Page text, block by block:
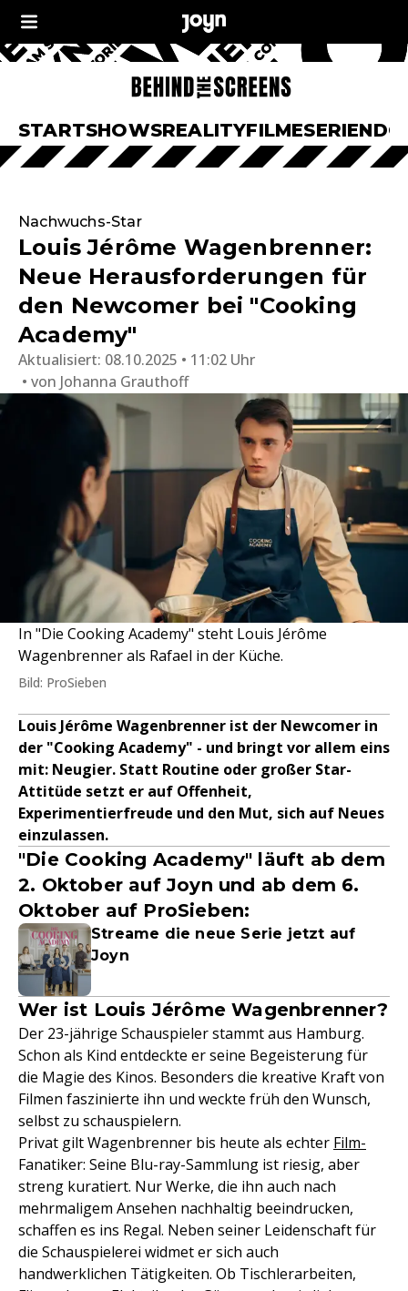
STARTSHOWSREALITYFILMESERIEN
Nachwuchs-Star
Louis Jérôme Wagenbrenner:
Neue Herausforderungen für
den Newcomer bei "Cooking
Academy"
Aktualisiert: 08.10.2025 • 11:02 Uhr
von Johanna Grauthoff
In "Die Cooking Academy" steht Louis Jérôme
Wagenbrenner als Rafael in der Küche.
Bild: ProSieben
Louis Jérôme Wagenbrenner ist der Newcomer in
der "Cooking Academy" - und bringt vor allem eins
mit: Neugier. Statt Routine oder großer Star-
Attitüde setzt er auf Offenheit,
Experimentierfreude und den Mut, sich auf Neues
einzulassen.
"Die Cooking Academy" läuft ab dem
2. Oktober auf Joyn und ab dem 6.
Oktober auf ProSieben:
Streame die neue Serie jetzt auf
Joyn
Wer ist Louis Jérôme Wagenbrenner?
Der 23-jährige Schauspieler stammt aus Hamburg.
Schon als Kind entdeckte er seine Begeisterung für
die Magie des Kinos. Besonders die kreative Kraft von
Filmen faszinierte ihn und weckte früh den Wunsch,
selbst zu schauspielern.
Privat gilt Wagenbrenner bis heute als echter Film-
Fanatiker: Seine Blu-ray-Sammlung ist riesig, aber
streng kuratiert. Nur Werke, die ihn auch nach
mehrmaligem Ansehen nachhaltig beeindrucken,
schaffen es ins Regal. Neben seiner Leidenschaft für
die Schauspielerei widmet er sich auch
handwerklichen Tätigkeiten. Ob Tischlerarbeiten,